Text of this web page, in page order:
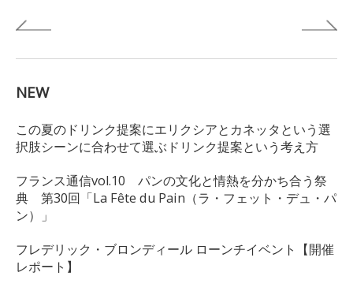
NEW
この夏のドリンク提案にエリクシアとカネッタという選
択肢シーンに合わせて選ぶドリンク提案という考え方
フランス通信vol.10 パンの文化と情熱を分かち合う祭
典 第30回「La Fête du Pain（ラ・フェット・デュ・パ
ン）」
フレデリック・ブロンディール ローンチイベント【開催
レポート】